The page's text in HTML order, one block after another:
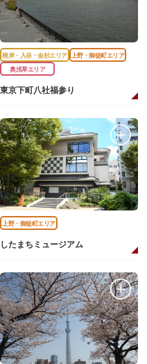
根岸・入谷・金杉エリア
上野・御徒町エリア
奥浅草エリア
東京下町八社福参り
上野・御徒町エリア
したまちミュージアム